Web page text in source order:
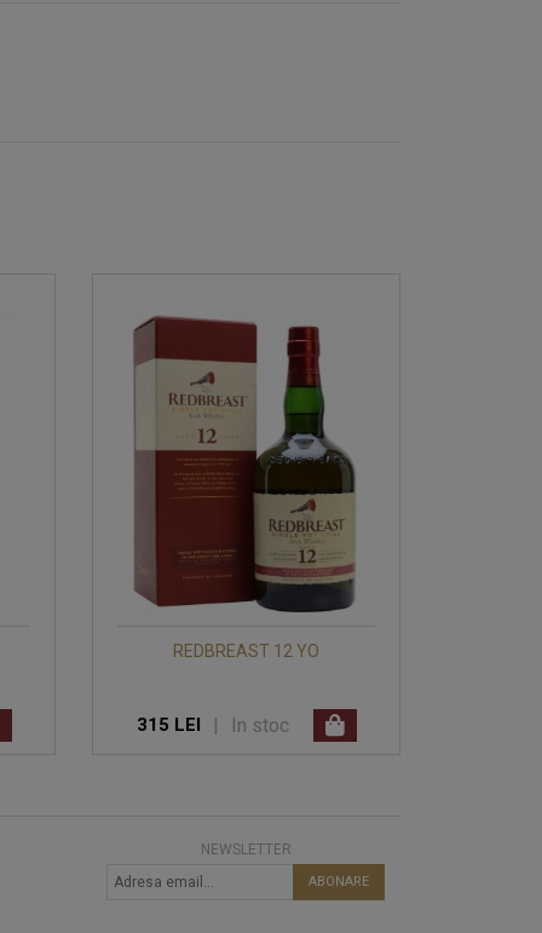
REDBREAST 12 YO
315 LEI | In stoc
NEWSLETTER
ABONARE